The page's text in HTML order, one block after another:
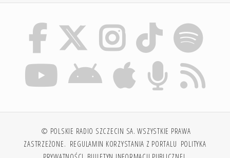
© POLSKIE RADIO SZCZECIN SA. WSZYSTKIE PRAWA
ZASTRZEŻONE. REGULAMIN KORZYSTANIA Z PORTALU POLITYKA